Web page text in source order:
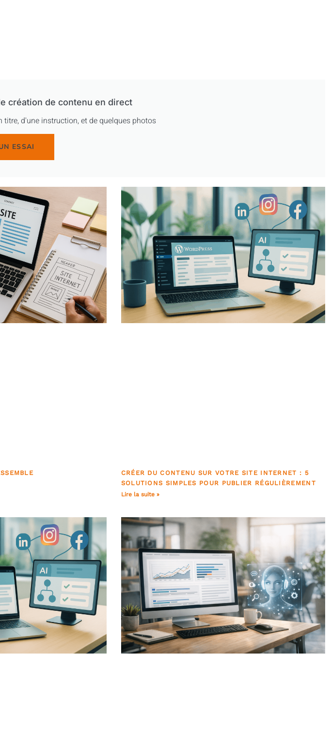
création de contenu en direct
d'une instruction, et de quelques photos
ESSAI
CRÉER DU CONTENU SUR VOTRE SITE INTERNET : 5
SOLUTIONS SIMPLES POUR PUBLIER RÉGULIÈREMENT
Lire la suite »